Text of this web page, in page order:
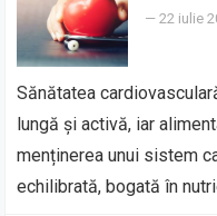
—22 iulie
Sănătatea
lungă și activă, iar
menținerea unui sistem
echilibrată, bogată în